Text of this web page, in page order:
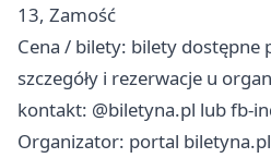
13, Zamość
Cena / bilety: bilety dostępne
szczegóły i rezerwacje u
kontakt: @biletyna.pl lubfb-
Organizator: portal biletyna.pl